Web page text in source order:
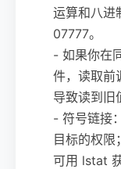
运算和八进
07777。
- 如果你在
件，读取
导致读到旧
- 符号链接
目标的权限
可用 lstat